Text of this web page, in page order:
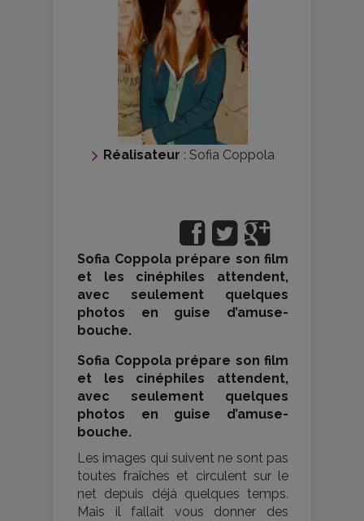
Réalisateur : Sofia Coppola
Sofia Coppola prépare son film
et les cinéphiles attendent,
avec seulement quelques
photos en guise d’amuse-
bouche.
Sofia Coppola prépare son film
et les cinéphiles attendent,
avec seulement quelques
photos en guise d’amuse-
bouche.
Les images qui suivent ne sont pas
toutes fraîches et circulent sur le
net depuis déjà quelques temps.
Mais il fallait vous donner des